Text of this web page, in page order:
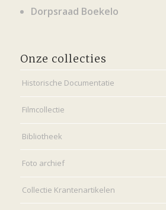
Dorpsraad Boekelo
Onze collecties
Historische Documentatie
Filmcollectie
Bibliotheek
Foto archief
Collectie Krantenartikelen